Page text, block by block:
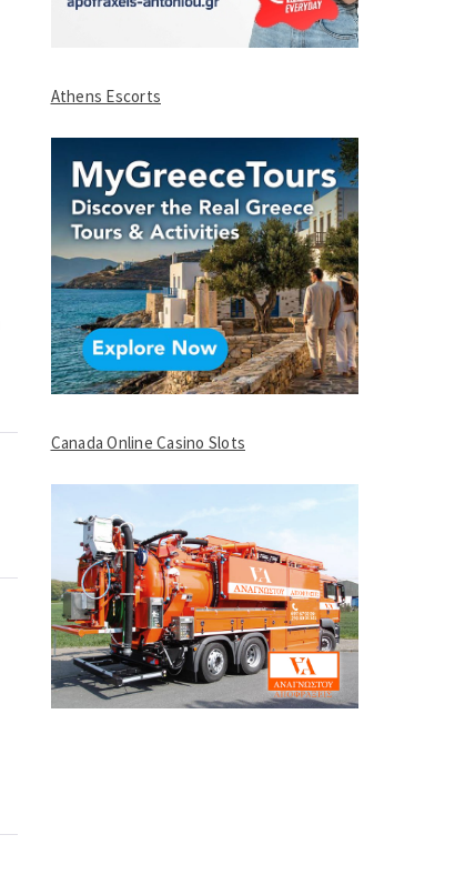
Athens Escorts
Canada Online Casino Slots